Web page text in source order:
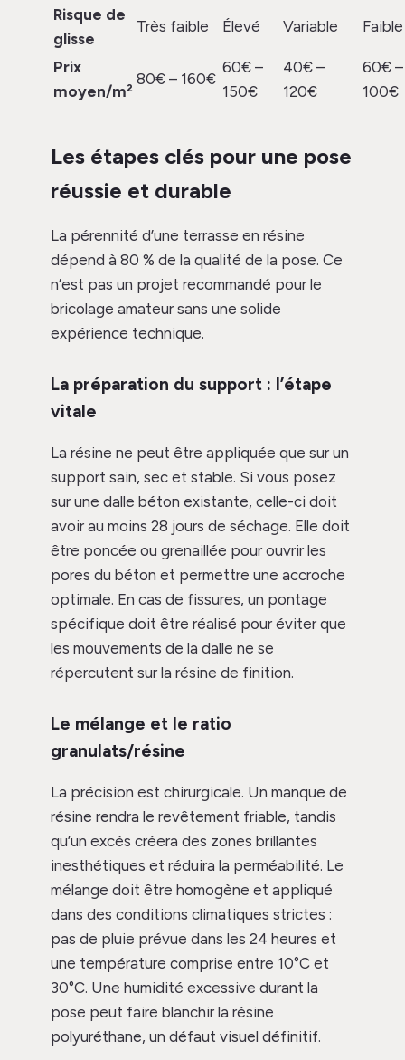
Risque de
glisse
Très faible Élevé Variable Faible
Prix
moyen/m²
80€ – 160€
60€ –
150€
40€ –
120€
60€ –
100€
Les étapes clés pour une pose
réussie et durable
La pérennité d’une terrasse en résine
dépend à 80 % de la qualité de la pose. Ce
n’est pas un projet recommandé pour le
bricolage amateur sans une solide
expérience technique.
La préparation du support : l’étape
vitale
La résine ne peut être appliquée que sur un
support sain, sec et stable. Si vous posez
sur une dalle béton existante, celle-ci doit
avoir au moins 28 jours de séchage. Elle doit
être poncée ou grenaillée pour ouvrir les
pores du béton et permettre une accroche
optimale. En cas de fissures, un pontage
spécifique doit être réalisé pour éviter que
les mouvements de la dalle ne se
répercutent sur la résine de finition.
Le mélange et le ratio
granulats/résine
La précision est chirurgicale. Un manque de
résine rendra le revêtement friable, tandis
qu’un excès créera des zones brillantes
inesthétiques et réduira la perméabilité. Le
mélange doit être homogène et appliqué
dans des conditions climatiques strictes :
pas de pluie prévue dans les 24 heures et
une température comprise entre 10°C et
30°C. Une humidité excessive durant la
pose peut faire blanchir la résine
polyuréthane, un défaut visuel définitif.